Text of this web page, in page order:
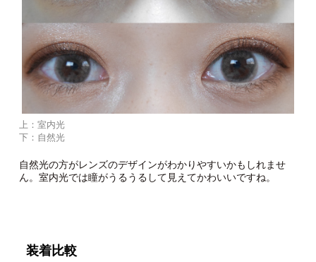
上：室内光
下：自然光
自然光の方がレンズのデザインがわかりやすいかもしれませ
ん。室内光では瞳がうるうるして見えてかわいいですね。
装着比較